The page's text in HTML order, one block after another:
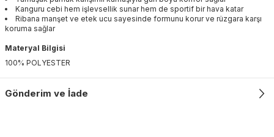
Kanguru cebi hem işlevsellik sunar hem de sportif bir hava katar
Ribana manşet ve etek ucu sayesinde formunu korur ve rüzgara karşı
koruma sağlar
Materyal Bilgisi
100% POLYESTER
Gönderim ve İade